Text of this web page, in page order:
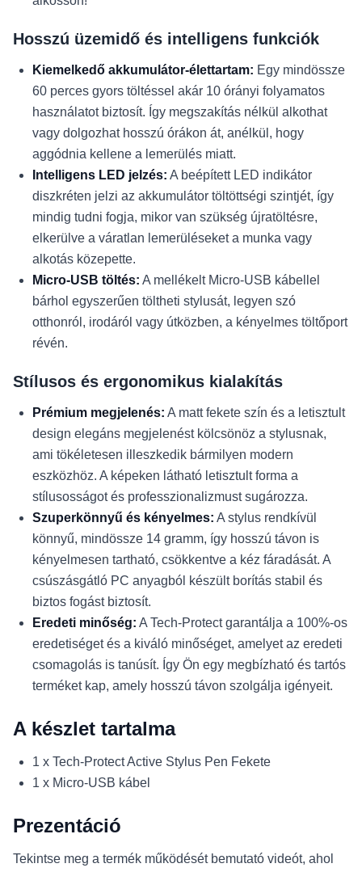
Hosszú üzemidő és intelligens funkciók
Kiemelkedő akkumulátor-élettartam: Egy mindössze
60 perces gyors töltéssel akár 10 órányi folyamatos
használatot biztosít. Így megszakítás nélkül alkothat
vagy dolgozhat hosszú órákon át, anélkül, hogy
aggódnia kellene a lemerülés miatt.
Intelligens LED jelzés: A beépített LED indikátor
diszkréten jelzi az akkumulátor töltöttségi szintjét, így
mindig tudni fogja, mikor van szükség újratöltésre,
elkerülve a váratlan lemerüléseket a munka vagy
alkotás közepette.
Micro-USB töltés: A mellékelt Micro-USB kábellel
bárhol egyszerűen töltheti stylusát, legyen szó
otthonról, irodáról vagy útközben, a kényelmes töltőport
révén.
Stílusos és ergonomikus kialakítás
Prémium megjelenés: A matt fekete szín és a letisztult
design elegáns megjelenést kölcsönöz a stylusnak,
ami tökéletesen illeszkedik bármilyen modern
eszközhöz. A képeken látható letisztult forma a
stílusosságot és professzionalizmust sugározza.
Szuperkönnyű és kényelmes: A stylus rendkívül
könnyű, mindössze 14 gramm, így hosszú távon is
kényelmesen tartható, csökkentve a kéz fáradását. A
csúszásgátló PC anyagból készült borítás stabil és
biztos fogást biztosít.
Eredeti minőség: A Tech-Protect garantálja a 100%-os
eredetiséget és a kiváló minőséget, amelyet az eredeti
csomagolás is tanúsít. Így Ön egy megbízható és tartós
terméket kap, amely hosszú távon szolgálja igényeit.
A készlet tartalma
1 x Tech-Protect Active Stylus Pen Fekete
1 x Micro-USB kábel
Prezentáció
Tekintse meg a termék működését bemutató videót, ahol